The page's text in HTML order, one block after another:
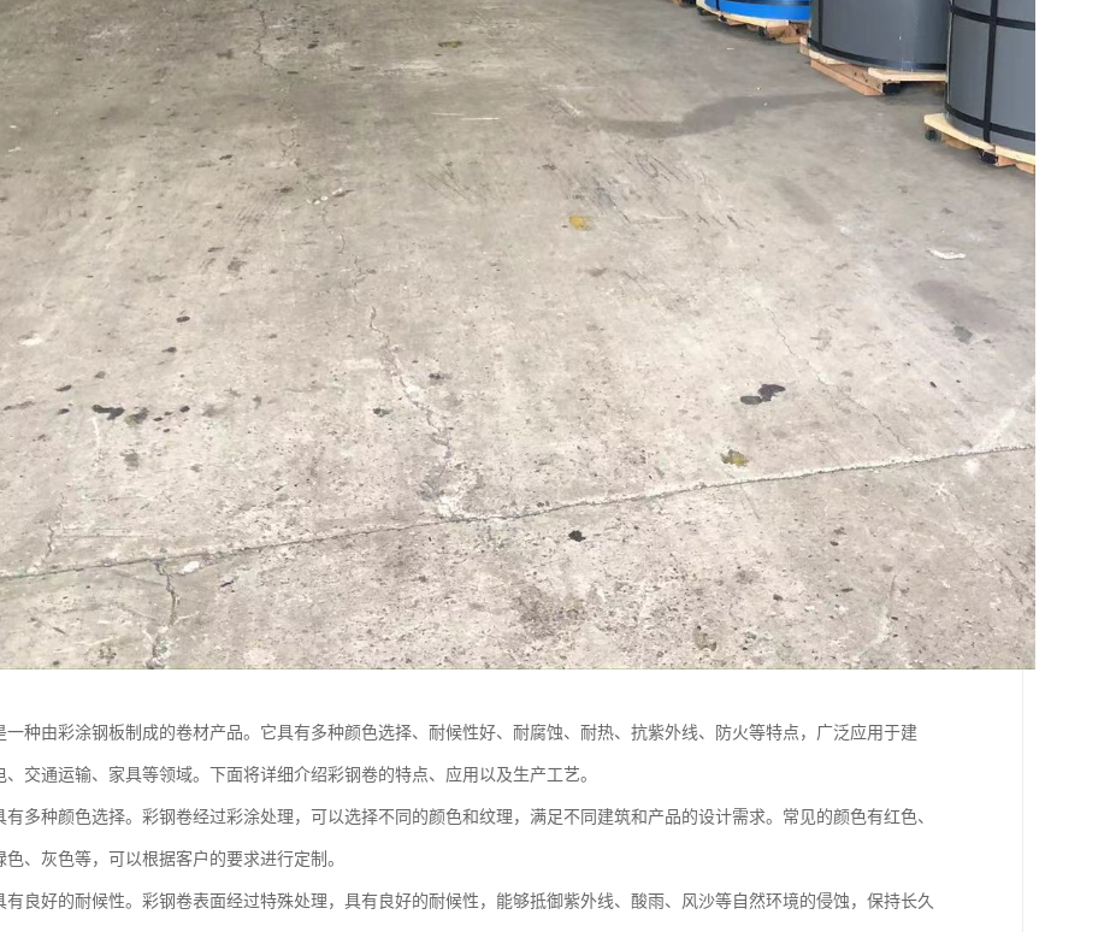
一种由彩涂钢板制成的卷材产品。它具有多种颜色选择、耐候性好、耐腐蚀、耐热、抗紫外线、防火等特点，广泛应用于建
、交通运输、家具等领域。下面将详细介绍彩钢卷的特点、应用以及生产工艺。
有多种颜色选择。彩钢卷经过彩涂处理，可以选择不同的颜色和纹理，满足不同建筑和产品的设计需求。常见的颜色有红色、
色、灰色等，可以根据客户的要求进行定制。
有良好的耐候性。彩钢卷表面经过特殊处理，具有良好的耐候性，能够抵御紫外线、酸雨、风沙等自然环境的侵蚀，保持长久